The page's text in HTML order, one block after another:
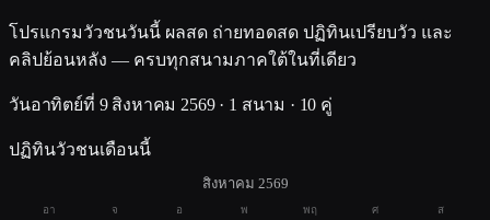
โปรแกรมวัวชนวันนี้ ผลสด ถ่ายทอดสด ปฏิทินเปรียบวัว และ
คลิปย้อนหลัง — ครบทุกสนามภาคใต้ในที่เดียว
วันอาทิตย์ที่ 9 สิงหาคม 2569· 1 สนาม · 10 คู่
ปฏิทินวัวชนเดือนนี้
สิงหาคม 2569
อา จ อ พ พฤ ศ ส